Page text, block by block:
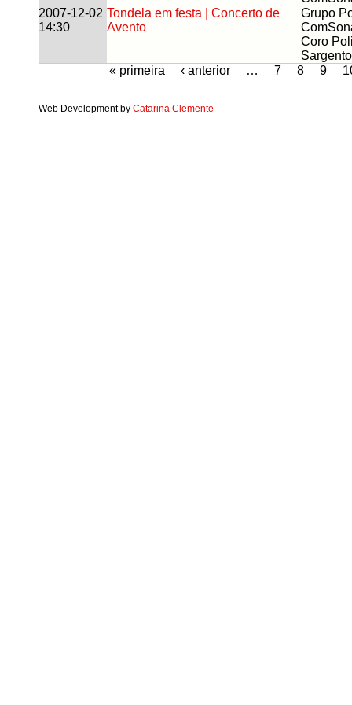
2007-12-02
14:30
Tondela em festa | Concerto de
Avento
Grupo
Coro
« primeira
‹ anterior … 7 8 9
Web Development by Catarina Clemente